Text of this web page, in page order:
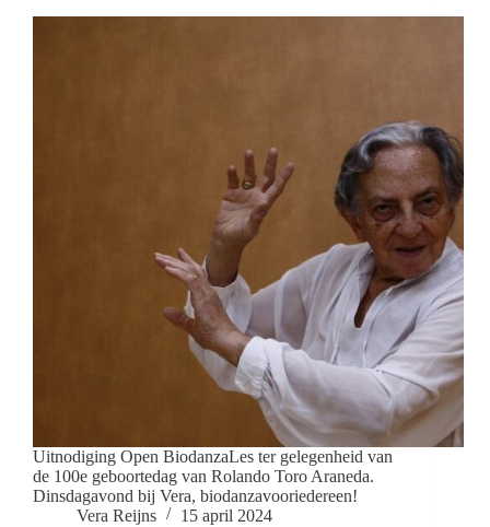
Uitnodiging Open BiodanzaLes ter gelegenheid van
de 100e geboortedag van Rolando Toro Araneda.
Dinsdagavond bij Vera, biodanzavooriedereen!
Vera Reijns
15 april 2024